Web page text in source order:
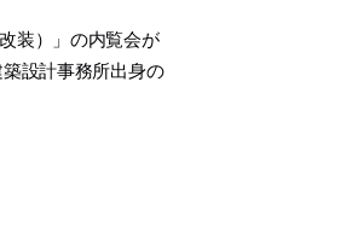
装）」の内覧会が
設計事務所出身の